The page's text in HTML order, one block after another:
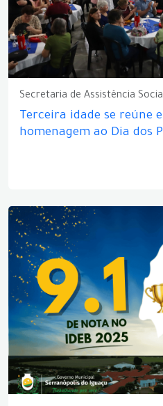
Secretaria de Assistência
Terceira idade se reúne
homenagem ao Dia dos